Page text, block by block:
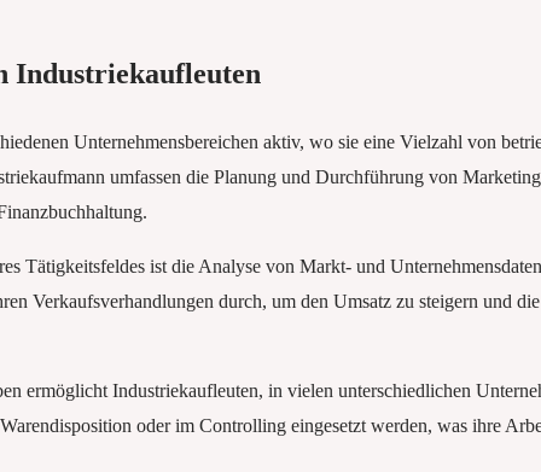
Industriekaufleuten
Unternehmensbereichen aktiv, wo sie eine Vielzahl von
umfassen die Planung und Durchführung von
Tätigkeitsfeldes ist die Analyse von Markt- und
Verkaufsverhandlungen durch, um den Umsatz zu steigern und
ermöglicht Industriekaufleuten, in vielen unterschiedlichen
oder im Controlling eingesetzt werden, was ihre